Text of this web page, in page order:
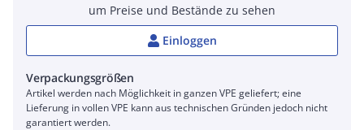
um Preise und Bestände zu sehen
Einloggen
Verpackungsgrößen
Artikel werden nach Möglichkeit in ganzen VPE geliefert; eine
Lieferung in vollen VPE kann aus technischen Gründen jedoch nicht
garantiert werden.